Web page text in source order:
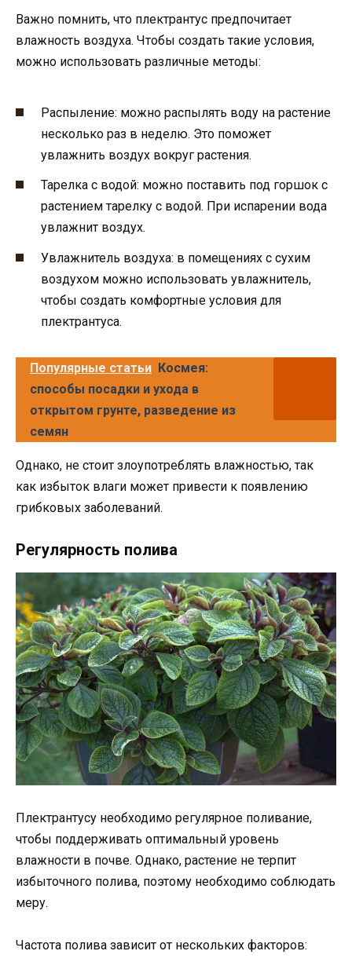
Важно помнить, что плектрантус предпочитает
влажность воздуха. Чтобы создать такие условия,
можно использовать различные методы:
Распыление: можно распылять воду на растение
несколько раз в неделю. Это поможет
увлажнить воздух вокруг растения.
Тарелка с водой: можно поставить под горшок с
растением тарелку с водой. При испарении вода
увлажнит воздух.
Увлажнитель воздуха: в помещениях с сухим
воздухом можно использовать увлажнитель,
чтобы создать комфортные условия для
плектрантуса.
Популярные статьи Космея:
способы посадки и ухода в
открытом грунте, разведение из
семян
Однако, не стоит злоупотреблять влажностью, так
как избыток влаги может привести к появлению
грибковых заболеваний.
Регулярность полива
Плектрантусу необходимо регулярное поливание,
чтобы поддерживать оптимальный уровень
влажности в почве. Однако, растение не терпит
избыточного полива, поэтому необходимо соблюдать
меру.
Частота полива зависит от нескольких факторов: